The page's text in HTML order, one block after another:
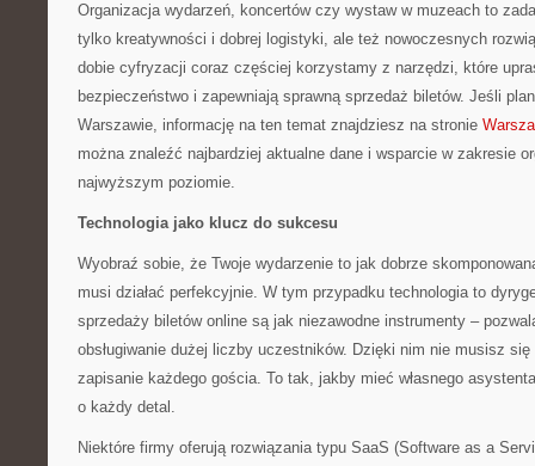
Organizacja wydarzeń, koncertów czy wystaw w muzeach to
tylko kreatywności i dobrej logistyki, ale też nowoczesnych
dobie cyfryzacji coraz częściej korzystamy z narzędzi, które
bezpieczeństwo i zapewniają sprawną sprzedaż biletów. Jeśli
Warszawie, informację na ten temat znajdziesz na stronie
można znaleźć najbardziej aktualne dane i wsparcie w zakresie
najwyższym poziomie.
Technologia jako klucz do sukcesu
Wyobraź sobie, że Twoje wydarzenie to jak dobrze
musi działać perfekcyjnie. W tym przypadku technologia to
sprzedaży biletów online są jak niezawodne instrumenty –
obsługiwanie dużej liczby uczestników. Dzięki nim nie musisz
zapisanie każdego gościa. To tak, jakby mieć własnego
o każdy detal.
Niektóre firmy oferują rozwiązania typu SaaS (Software as a